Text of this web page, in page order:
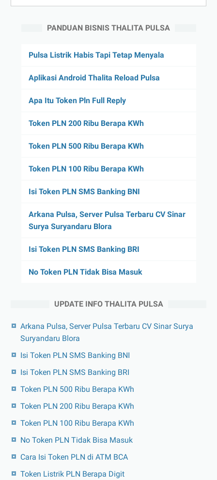
PANDUAN BISNIS THALITA PULSA
Pulsa Listrik Habis Tapi Tetap Menyala
Aplikasi Android Thalita Reload Pulsa
Apa Itu Token Pln Full Reply
Token PLN 200 Ribu Berapa KWh
Token PLN 500 Ribu Berapa KWh
Token PLN 100 Ribu Berapa KWh
Isi Token PLN SMS Banking BNI
Arkana Pulsa, Server Pulsa Terbaru CV Sinar
Surya Suryandaru Blora
Isi Token PLN SMS Banking BRI
No Token PLN Tidak Bisa Masuk
UPDATE INFO THALITA PULSA
Arkana Pulsa, Server Pulsa Terbaru CV Sinar Surya
Suryandaru Blora
Isi Token PLN SMS Banking BNI
Isi Token PLN SMS Banking BRI
Token PLN 500 Ribu Berapa KWh
Token PLN 200 Ribu Berapa KWh
Token PLN 100 Ribu Berapa KWh
No Token PLN Tidak Bisa Masuk
Cara Isi Token PLN di ATM BCA
Token Listrik PLN Berapa Digit